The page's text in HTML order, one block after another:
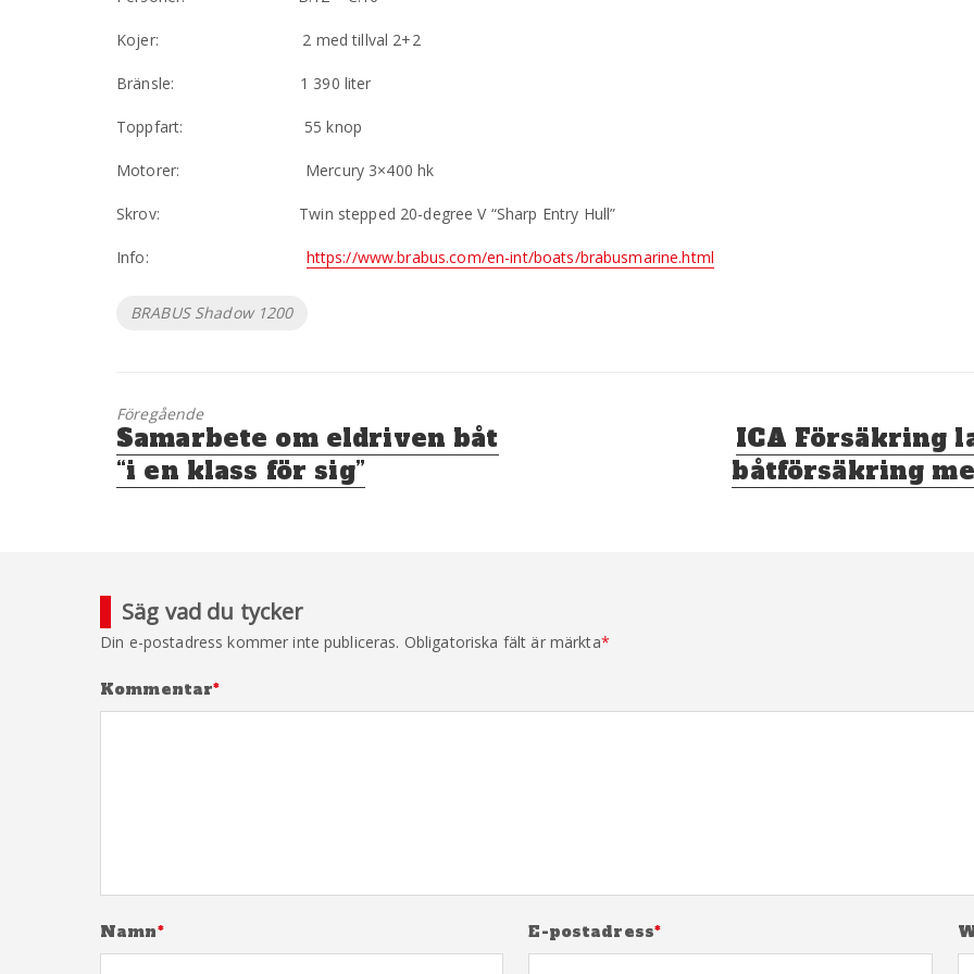
Kojer: 2 med tillval 2+2
Bränsle: 1 390 liter
Toppfart: 55 knop
Motorer: Mercury 3×400 hk
Skrov: Twin stepped 20-degree V “Sharp Entry Hull”
Info: https://www.brabus.com/en-int/boats/brabusmarine.html
Etiketter
BRABUS Shadow 1200
Föregående
Föregående
inlägg:
Samarbete om eldriven båt
“i en klass för sig”
Nästa
inlägg:
ICA Försäkring
båtförsäkring
Säg vad du tycker
Din e-postadress kommer inte publiceras. Obligatoriska fält är märkta*
Kommentar*
Namn* E-postadress*